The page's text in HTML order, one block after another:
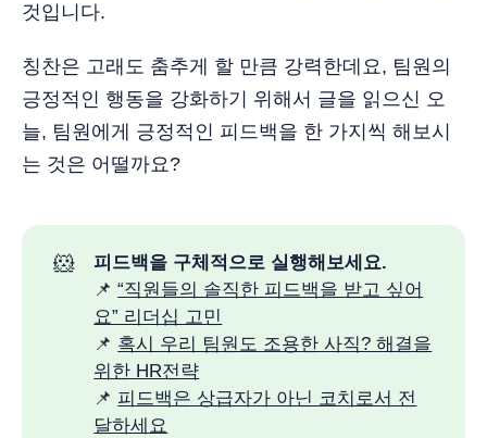
것입니다.
칭찬은 고래도 춤추게 할 만큼 강력한데요, 팀원의
긍정적인 행동을 강화하기 위해서 글을 읽으신 오
늘, 팀원에게 긍정적인 피드백을 한 가지씩 해보시
는 것은 어떨까요?
🐹
피드백을 구체적으로 실행해보세요.
📌“직원들의 솔직한 피드백을 받고 싶어
요” 리더십 고민
📌 혹시 우리 팀원도 조용한 사직? 해결을
위한 HR전략
📌 피드백은 상급자가 아닌 코치로서 전
달하세요